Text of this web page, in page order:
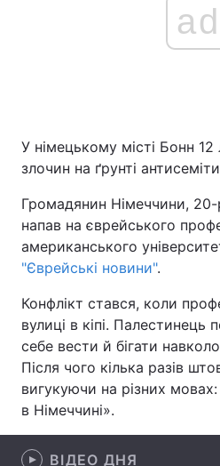
Головна
Україна
Спорт
Техно і зв'язок
Зброя
ad
У німецькому місті Бонн
злочин на ґрунті
Громадянин Німеччини, 20-
напав на єврейського
американського
"Єврейські новини".
Конфлікт стався, коли
вулиці в кіпі. Палестинець
себе вести й бігати
Після чого кілька разів
вигукуючи на різних
в Німеччині».
ВІДЕО ДНЯ